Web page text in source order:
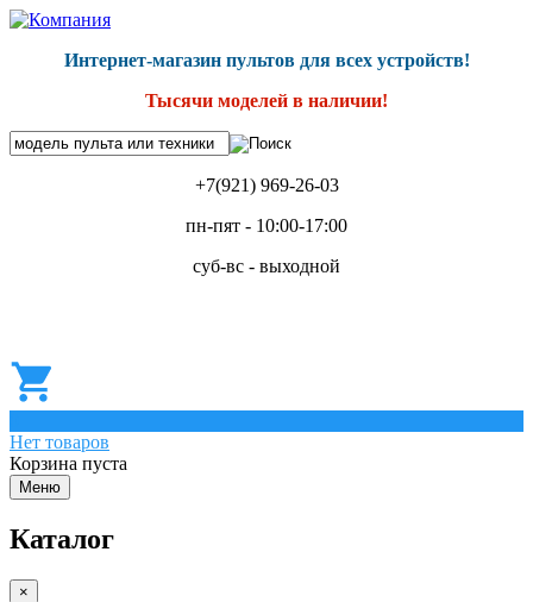
Интернет-магазин пультов для всех устройств!
Тысячи моделей в наличии!
+7(921) 969-26-03
пн-пят - 10:00-17:00
суб-вс - выходной
Нет товаров
Корзина пуста
Меню
Каталог
×